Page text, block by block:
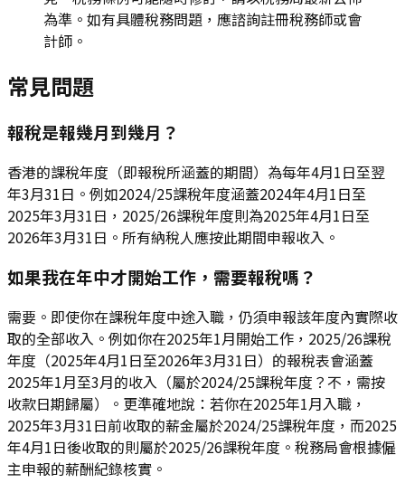
為準。如有具體稅務問題，應諮詢註冊稅務師或會
計師。
常見問題
報稅是報幾月到幾月？
香港的課稅年度（即報稅所涵蓋的期間）為每年4月1日至翌
年3月31日。例如2024/25課稅年度涵蓋2024年4月1日至
2025年3月31日，2025/26課稅年度則為2025年4月1日至
2026年3月31日。所有納稅人應按此期間申報收入。
如果我在年中才開始工作，需要報稅嗎？
需要。即使你在課稅年度中途入職，仍須申報該年度內實際收
取的全部收入。例如你在2025年1月開始工作，2025/26課稅
年度（2025年4月1日至2026年3月31日）的報稅表會涵蓋
2025年1月至3月的收入（屬於2024/25課稅年度？不，需按
收款日期歸屬）。更準確地說：若你在2025年1月入職，
2025年3月31日前收取的薪金屬於2024/25課稅年度，而2025
年4月1日後收取的則屬於2025/26課稅年度。稅務局會根據僱
主申報的薪酬紀錄核實。